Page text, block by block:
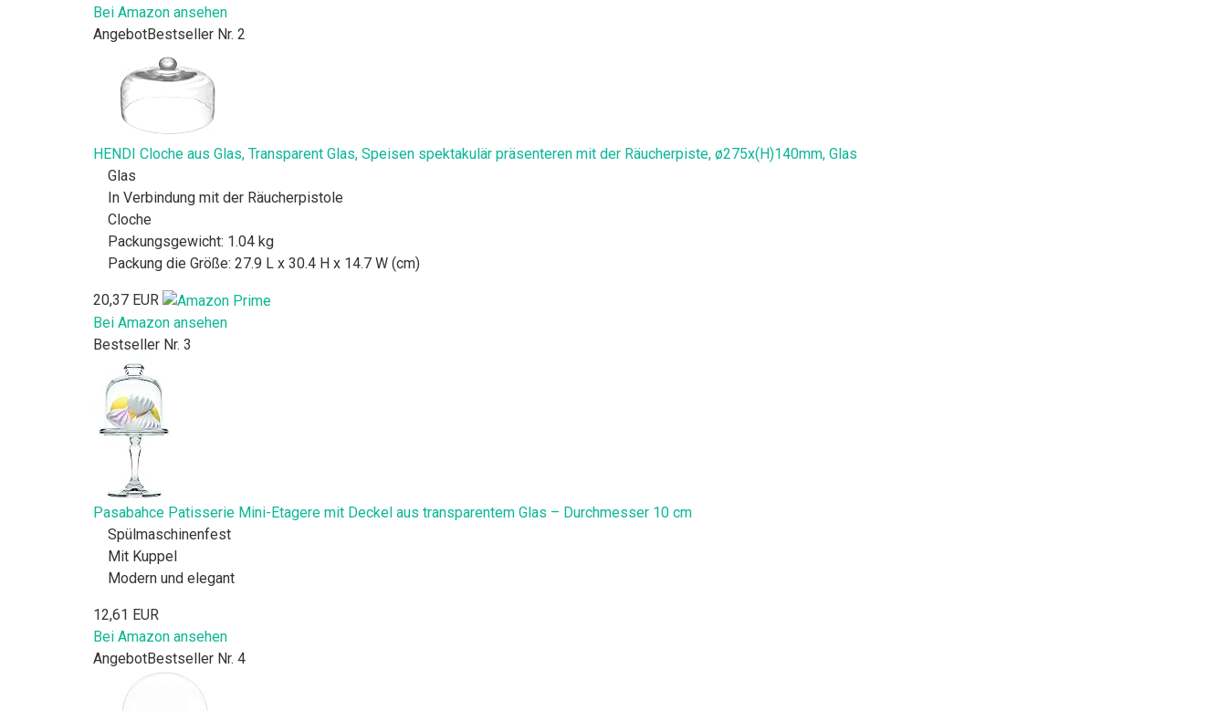
Bei Amazon ansehen
AngebotBestseller Nr. 2
HENDI Cloche aus Glas, Transparent Glas, Speisen spektakulär präsenteren mit der Räucherpiste, ø275x(H)140mm, Glas
Glas
In Verbindung mit der Räucherpistole
Cloche
Packungsgewicht: 1.04 kg
Packung die Größe: 27.9 L x 30.4 H x 14.7 W (cm)
20,37 EUR
Bei Amazon ansehen
Bestseller Nr. 3
Pasabahce Patisserie Mini-Etagere mit Deckel aus transparentem Glas – Durchmesser 10 cm
Spülmaschinenfest
Mit Kuppel
Modern und elegant
12,61 EUR
Bei Amazon ansehen
AngebotBestseller Nr. 4